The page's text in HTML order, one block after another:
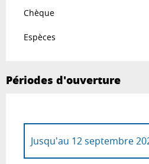
Chèque
Espèces
Périodes d'ouverture
Jusqu'au 12 septembre